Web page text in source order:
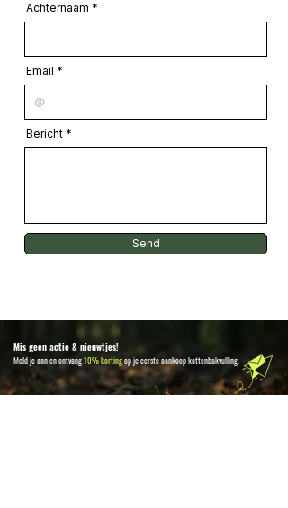
Achternaam
Email
Bericht
Send
Mis geen actie & nieuwtjes!
Meld je aan en ontvang10% kortingop je eerste aankoop kattenbakvulling.